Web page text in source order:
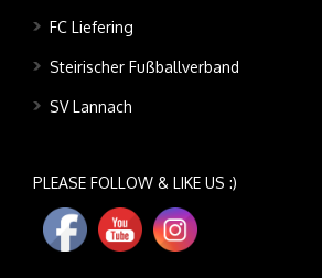
FC Liefering
Steirischer Fußballverband
SV Lannach
PLEASE FOLLOW & LIKE US :)